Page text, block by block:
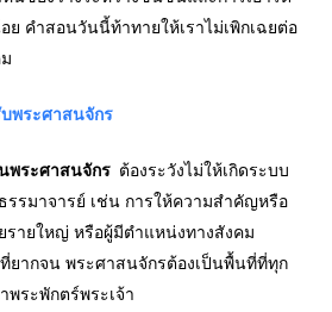
ย คำสอนวันนี้ท้าทายให้เราไม่เพิกเฉยต่อ
พระศาสนจักร
พระศาสนจักร ต้องระวังไม่ให้เกิดระบบ
รรมาจารย์ เช่น การให้ความสำคัญหรือ
รายใหญ่ หรือผู้มีตำแหน่งทางสังคม
ยากจน พระศาสนจักรต้องเป็นพื้นที่ที่ทุก
พระพักตร์พระเจ้า